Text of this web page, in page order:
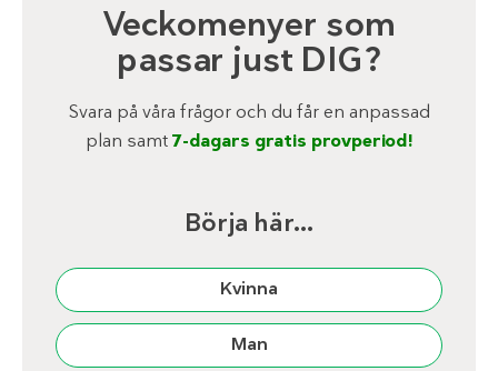
Veckomenyer som
passar just DIG?
Svara på våra frågor och du får en anpassad
plan samt7-dagars gratis provperiod!
Börja här…
Kvinna
Man